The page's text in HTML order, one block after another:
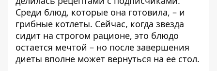
Среди блюд, которые она готовила, – и
грибные котлеты. Сейчас, когда звезда
сидит на строгом рационе, это блюдо
остается мечтой – но после завершения
диеты вполне может вернуться на ее стол.